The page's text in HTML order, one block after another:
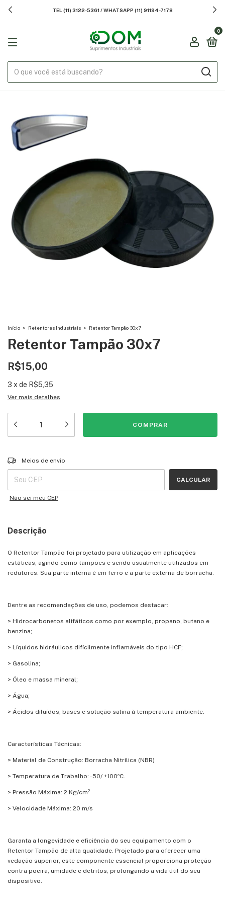
TEL (11) 3122-5361 / WHATSAPP (11) 91194-7178
0
Início > Retentores Industriais > Retentor Tampão 30x7
Retentor Tampão 30x7
R$15,00
3 x de R$5,35
Ver mais detalhes
Entregas para o CEP:
Meios de envio
CALCULAR
Não sei meu CEP
Descrição
O Retentor Tampão foi projetado para utilização em aplicações
estáticas, agindo como tampões e sendo usualmente utilizados em
redutores. Sua parte interna é em ferro e a parte externa de borracha.
Dentre as recomendações de uso, podemos destacar:
> Hidrocarbonetos alifáticos como por exemplo, propano, butano e
benzina;
> Líquidos hidráulicos difícilmente inflamáveis do tipo HCF;
> Gasolina;
> Óleo e massa mineral;
> Água;
> Ácidos diluídos, bases e solução salina à temperatura ambiente.
Características Técnicas:
> Material de Construção: Borracha Nitrílica (NBR)
> Temperatura de Trabalho: -50/ +100ºC.
> Pressão Máxima: 2 Kg/cm²
> Velocidade Máxima: 20 m/s
Garanta a longevidade e eficiência do seu equipamento com o
Retentor Tampão de alta qualidade. Projetado para oferecer uma
vedação superior, este componente essencial proporciona proteção
contra poeira, umidade e detritos, prolongando a vida útil do seu
dispositivo.